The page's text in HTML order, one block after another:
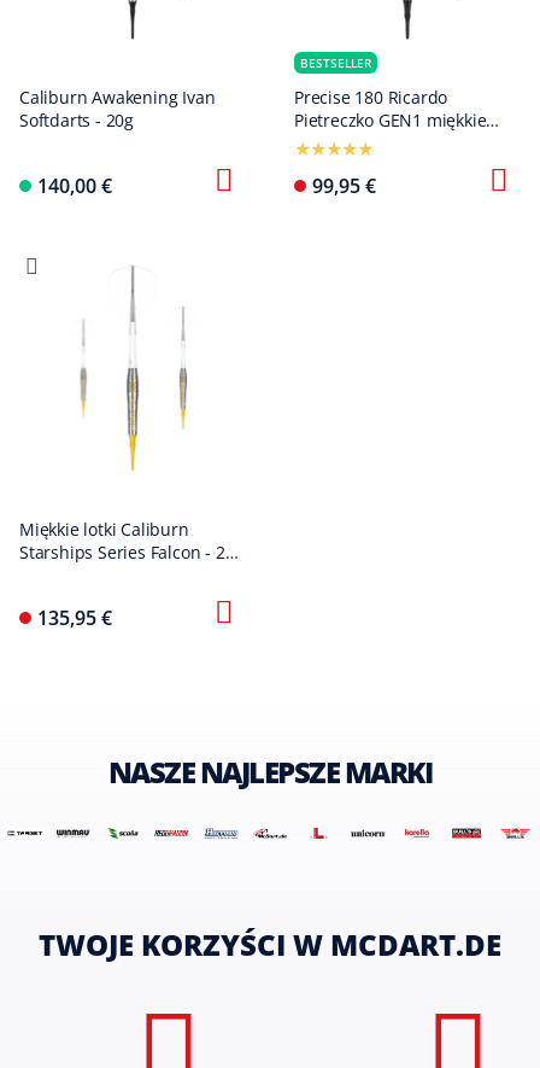
Caliburn Awakening Ivan
Softdarts - 20g
140,00 €
BESTSELLER
Precise 180 Ricardo
Pietreczko GEN1 miękkie
lotki
99,95 €
Miękkie lotki Caliburn
Starships Series Falcon - 20
135,95 €
NASZE NAJLEPSZE MARKI
TWOJE KORZYŚCI W MCDART.DE